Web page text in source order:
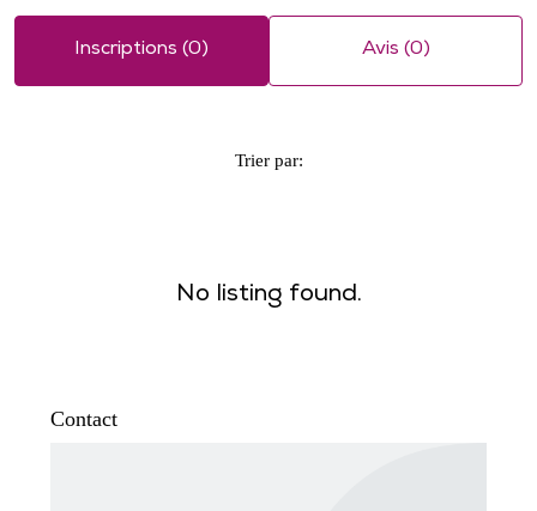
Inscriptions (0) Avis (0)
Trier par:
No listing found.
Contact